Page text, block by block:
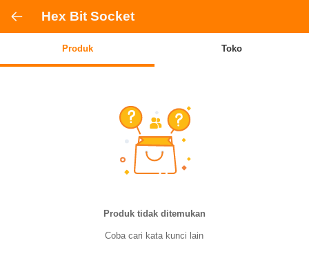
Hex Bit Socket
Produk Toko
Produk tidak ditemukan
Coba cari kata kunci lain